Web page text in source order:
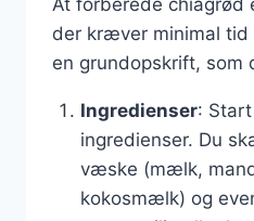
der kræver minimal tid
en grundopskrift, som
Ingredienser:
ingredienser. Du
væske (mælk,
kokosmælk) og